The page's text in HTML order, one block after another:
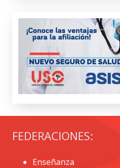
FEDERACIONES:
Enseñanza